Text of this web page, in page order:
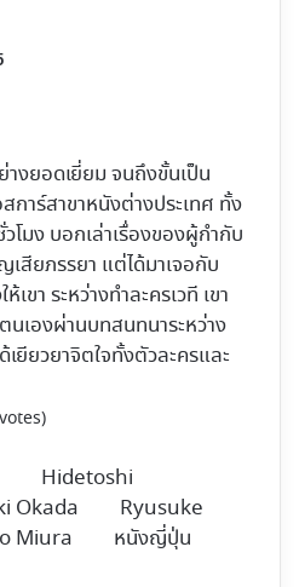
งยอดเยี่ยม จนถึงขั้นเป็น
การ์สาขาหนังต่างประเทศ ทั้ง
โมง บอกเล่าเรื่องของผู้กำกับ
สียภรรยา แต่ได้มาเจอกับ
ขา ระหว่างทำละครเวที เขา
นเองผ่านบทสนทนาระหว่าง
ยียวยาจิตใจทั้งตัวละครและ
votes)
Hidetoshi
Okada
Ryusuke
Miura
หนังญี่ปุ่น